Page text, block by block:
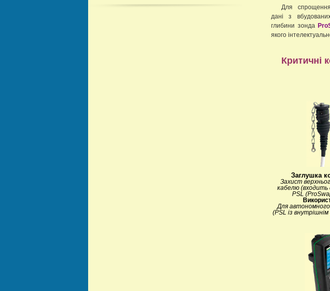
Для
дані з
глибини зонда
якого
Критичні
Заглушка
Захист
кабелю (входить
PSL
Для
(PSL із